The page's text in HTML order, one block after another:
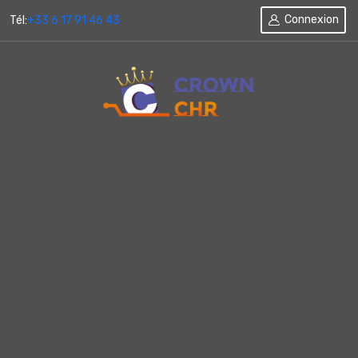
Tél:+33 6 17 91 46 43 Connexion